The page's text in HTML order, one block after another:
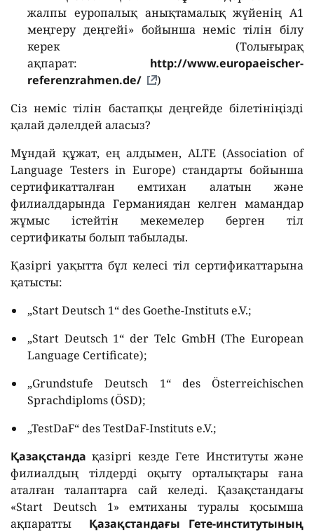
жалпы еуропалық анықтамалық жүйенің A1
меңгеру деңгейі» бойынша неміс тілін білу
керек (Толығырақ
ақпарат: http://www.europaeischer-
referenzrahmen.de/
)
Сіз неміс тілін бастапқы деңгейде білетініңізді
қалай дәлелдей аласыз?
Мұндай құжат, ең алдымен, ALTE (Association of
Language Testers in Europe) стандарты бойынша
сертификатталған емтихан алатын және
филиалдарында Германиядан келген мамандар
жұмыс істейтін мекемелер берген тіл
сертификаты болып табылады.
Қазіргі уақытта бұл келесі тіл сертификаттарына
қатысты:
„Start Deutsch 1“ des Goethe-Instituts e.V.;
„Start Deutsch 1“ der Telc GmbH (The European
Language Certificate);
„Grundstufe Deutsch 1“ des Österreichischen
Sprachdiploms (ÖSD);
„TestDaF“ des TestDaF-Instituts e.V.;
Қазақстанда қазіргі кезде Гете Институты және
филиалдың тілдерді оқыту орталықтары ғана
аталған талаптарға сай келеді. Қазақстандағы
«Start Deutsch 1» емтиханы туралы қосымша
ақпаратты
Қазақстандағы Гете-институтының